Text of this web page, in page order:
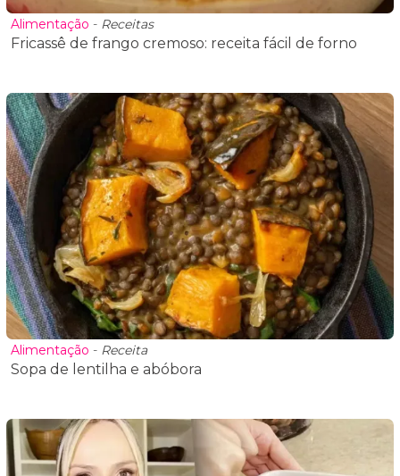
Alimentação - Receitas
Fricassê de frango cremoso: receita fácil de forno
Alimentação - Receita
Sopa de lentilha e abóbora